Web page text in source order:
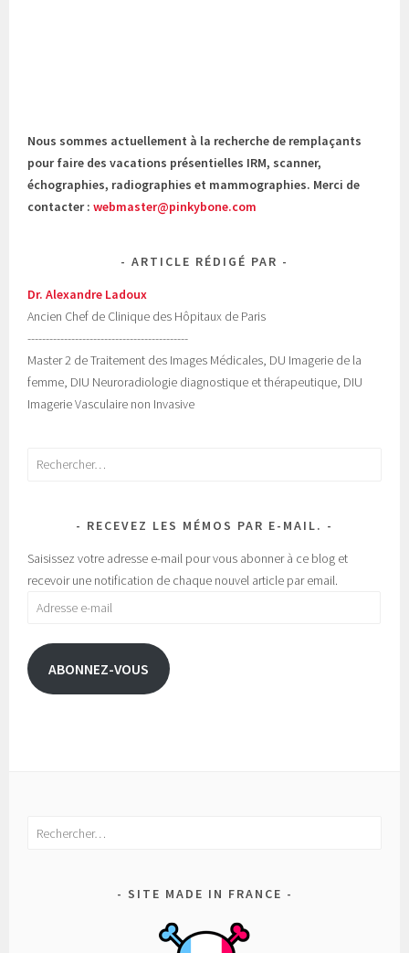
Nous sommes actuellement à la recherche de remplaçants
pour faire des vacations présentielles IRM, scanner,
échographies, radiographies et mammographies. Merci de
contacter :webmaster@pinkybone.com
ARTICLE RÉDIGÉ PAR
Dr. Alexandre Ladoux
Ancien Chef de Clinique des Hôpitaux de Paris
--------------------------------------------
Master 2 de Traitement des Images Médicales, DU Imagerie de la
femme, DIU Neuroradiologie diagnostique et thérapeutique, DIU
Imagerie Vasculaire non Invasive
Rechercher :
RECEVEZ LES MÉMOS PAR E-MAIL.
Saisissez votre adresse e-mail pour vous abonner à ce blog et
recevoir une notification de chaque nouvel article par email.
Adresse
mail
ABONNEZ-VOUS
Rechercher :
SITE MADE IN FRANCE